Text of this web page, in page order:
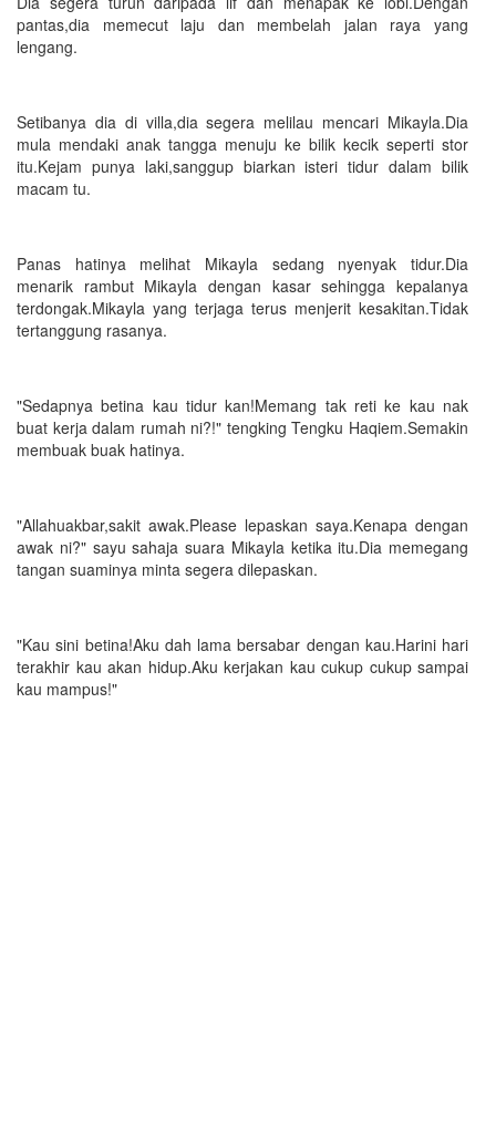
pantas,dia memecut laju dan membelah jalan raya yang
lengang.
Setibanya dia di villa,dia segera melilau mencari Mikayla.Dia
mula mendaki anak tangga menuju ke bilik kecik seperti stor
itu.Kejam punya laki,sanggup biarkan isteri tidur dalam bilik
macam tu.
Panas hatinya melihat Mikayla sedang nyenyak tidur.Dia
menarik rambut Mikayla dengan kasar sehingga kepalanya
terdongak.Mikayla yang terjaga terus menjerit kesakitan.Tidak
tertanggung rasanya.
"Sedapnya betina kau tidur kan!Memang tak reti ke kau nak
buat kerja dalam rumah ni?!" tengking Tengku Haqiem.Semakin
membuak buak hatinya.
"Allahuakbar,sakit awak.Please lepaskan saya.Kenapa dengan
awak ni?" sayu sahaja suara Mikayla ketika itu.Dia memegang
tangan suaminya minta segera dilepaskan.
"Kau sini betina!Aku dah lama bersabar dengan kau.Harini hari
terakhir kau akan hidup.Aku kerjakan kau cukup cukup sampai
kau mampus!"